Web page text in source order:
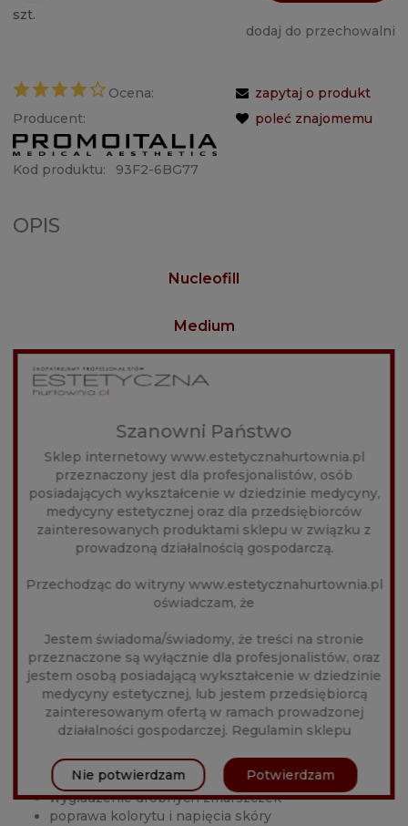
szt.
dodaj do przechowalni
Ocena:
Producent:
Kod produktu: 93F2-6BG77
zapytaj o produkt
poleć znajomemu
OPIS
Nucleofill
Medium
to preparat do głębokiej odnowy i bioresktukturyzacji
antyoksydacyjnym i nawilżającym. Przeznaczony dla
skóry z widoczną utratą elastyczności, objawami starzenia
i przesuszenia. Oparty na naturalnych polinukleotydach,
działa wielopoziomowo, aktywując regenerację,
poprawiając napięcie oraz przywracając skórze jędrność i
świeży wygląd. Nucleofill Medium aktywuje receptory
fibroblastów, pobudzając syntezę kolagenu typu I i
elastyny. Stymuluje proces przekształcania fibroblastów
w miofibroblasty, co daje wyraźny efekt liftingu i
metabolitów, preparat skutecznie neutralizuje wolne
rodniki, wspierając ochronę komórkową i redukując
w macierzy pozakomórkowej, zapewniając długotrwałe
izoosmotyczne nawodnienie tkanek. Skóra staje się
jędrna, gładka i sprężysta.
Zakres zastosowania:
intensywna biostymulacja skóry
działanie antyoksydacyjne
głębokie nawilżenie tkanek
wygładzenie drobnych zmarszczek
poprawa kolorytu i napięcia skóry
Szanowni Państwo
Sklep internetowy www.estetycznahurtownia.pl
przeznaczony jest dla profesjonalistów, osób
posiadających wykształcenie w dziedzinie medycyny,
medycyny estetycznej oraz dla przedsiębiorców
zainteresowanych produktami sklepu w związku z
prowadzoną działalnością gospodarczą.
Przechodząc do witryny www.estetycznahurtownia.pl
oświadczam, że
Jestem świadoma/świadomy, że treści na stronie
przeznaczone są wyłącznie dla profesjonalistów, oraz
jestem osobą posiadającą wykształcenie w dziedzinie
medycyny estetycznej, lub jestem przedsiębiorcą
zainteresowanym ofertą w ramach prowadzonej
działalności gospodarczej. Regulamin sklepu
Nie potwierdzam Potwierdzam